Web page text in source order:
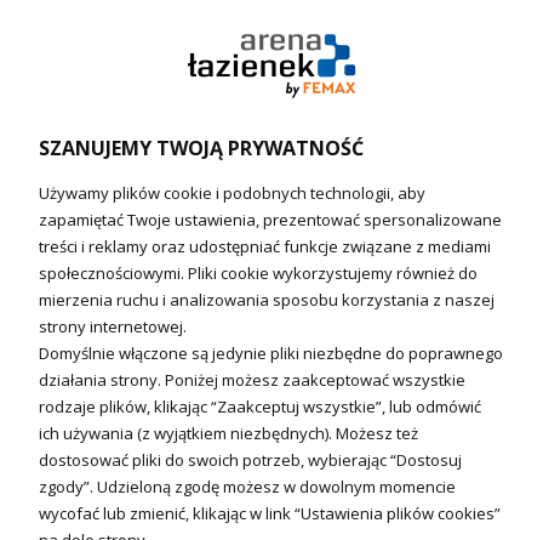
Ogrzewanie podłogowe (główne)
Technika solarna
Fotowoltanika
Sterowniki i regulatory
Nagrzewnice i kurtyny
Kuchnia i Wentylacja
Kuchnia
Zlewozmywaki
Baterie kuchenne
Młynki do odpadów
SZANUJEMY TWOJĄ PRYWATNOŚĆ
Używamy plików cookie i podobnych technologii, aby
zapamiętać Twoje ustawienia, prezentować spersonalizowane
treści i reklamy oraz udostępniać funkcje związane z mediami
społecznościowymi. Pliki cookie wykorzystujemy również do
mierzenia ruchu i analizowania sposobu korzystania z naszej
strony internetowej.
Domyślnie włączone są jedynie pliki niezbędne do poprawnego
działania strony. Poniżej możesz zaakceptować wszystkie
rodzaje plików, klikając “Zaakceptuj wszystkie”, lub odmówić
ich używania (z wyjątkiem niezbędnych). Możesz też
dostosować pliki do swoich potrzeb, wybierając “Dostosuj
zgody”. Udzieloną zgodę możesz w dowolnym momencie
wycofać lub zmienić, klikając w link “Ustawienia plików cookies”